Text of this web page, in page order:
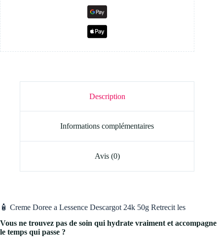
Description
Informations complémentaires
Avis (0)
🧴 Creme Doree a Lessence Descargot 24k 50g Retrecit les
Vous ne trouvez pas de soin qui hydrate vraiment et accompagne
le temps qui passe ?